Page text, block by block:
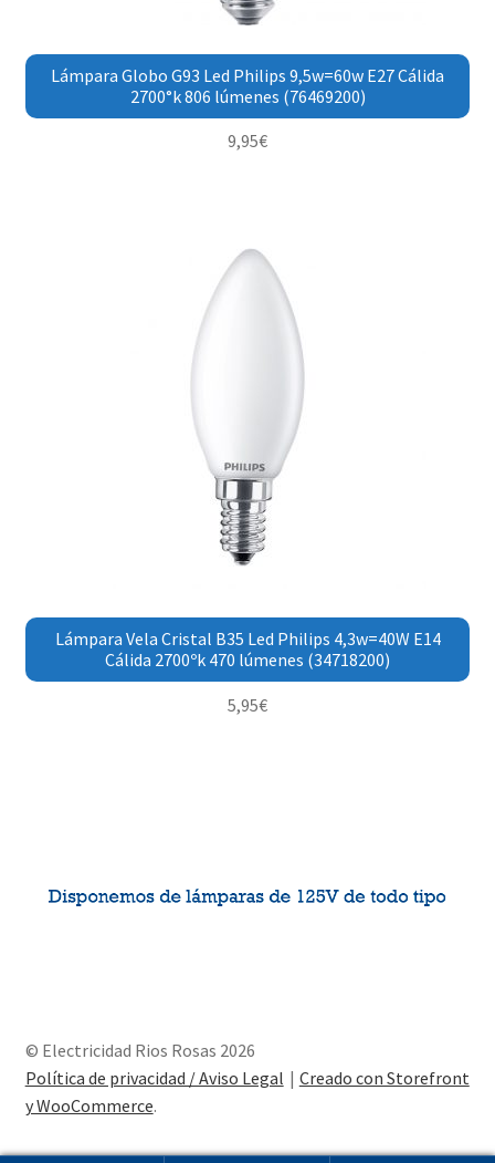
Lámpara Globo G93 Led Philips 9,5w=60w E27 Cálida
2700°k 806 lúmenes (76469200)
9,95€
Lámpara Vela Cristal B35 Led Philips 4,3w=40W E14
Cálida 2700ºk 470 lúmenes (34718200)
5,95€
© Electricidad Rios Rosas 2026
Política de privacidad / Aviso Legal
Creado con Storefront
y WooCommerce.